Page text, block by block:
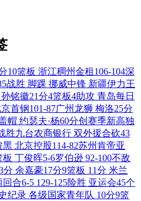
10篮板 浙江稠州金租106-104深
战胜 脚踝 挪威中锋 新疆伊力王
孙铭徽21分4篮板4助攻 青岛每日
首钢101-87广州龙狮 梅洛25分
帽 约瑟夫·杨60分创赛季新高独
胜九台农商银行 双外援合砍43
黑 北京控股114-82苏州肯帝亚
板 丁俊晖5-6罗伯逊 92-100不敌
分 余嘉豪17分9篮板 11分 米兰
回合6-5 129-125险胜 亚运会45个
纪录 各级国家青年队 10分9篮